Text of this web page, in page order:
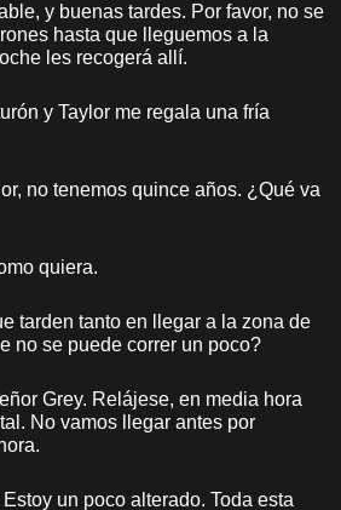
y buenas tardes. Por favor, no se
hasta que lleguemos a la
les recogerá allí.
y Taylor me regala una fría
no tenemos quince años. ¿Qué va
quiera.
tarden tanto en llegar a la zona de
no se puede correr un poco?
Grey. Relájese, en media hora
No vamos llegar antes por
un poco alterado. Toda esta